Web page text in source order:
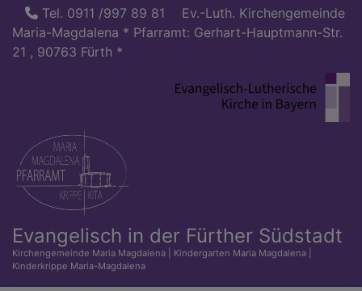
Direkt
zum
Inhalt
Tel. 0911 /997 89 81
Ev.-Luth. Kirchengemeinde
Maria-Magdalena * Pfarramt: Gerhart-Hauptmann-Str.
21 , 90763 Fürth *
Evangelisch in der Fürther Südstadt
Kirchengemeinde Maria Magdalena | Kindergarten Maria Magdalena |
Kinderkrippe Maria-Magdalena